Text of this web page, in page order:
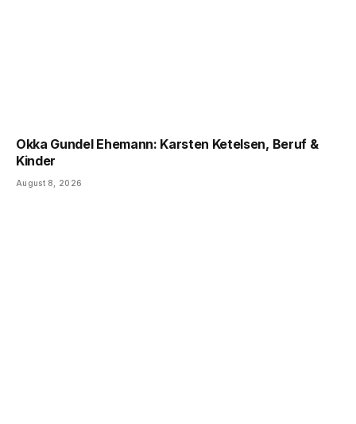
Okka Gundel Ehemann: Karsten Ketelsen, Beruf &
Kinder
August 8, 2026